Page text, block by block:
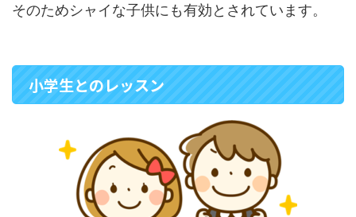
そのためシャイな子供にも有効とされています。
小学生とのレッスン